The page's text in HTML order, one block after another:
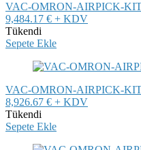
VAC-OMRON-AIRPICK-
9,484.17 € + KDV
Tükendi
Sepete Ekle
VAC-OMRON-AIRPICK-
8,926.67 € + KDV
Tükendi
Sepete Ekle